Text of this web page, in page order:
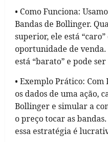
• Como Funciona:
Bandas de Bollinger.
superior, ele está
oportunidade de
está “barato” e pode
• Exemplo Prático:
os dados de uma ação,
Bollinger e simular a
o preço tocar as
essa estratégia é